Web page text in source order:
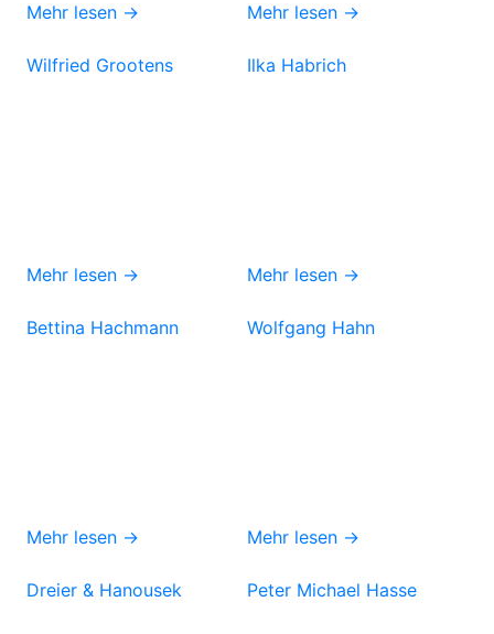
Mehr lesen → Mehr lesen →
Wilfried Grootens
Mehr lesen →
Ilka Habrich
Mehr lesen →
Bettina Hachmann
Mehr lesen →
Wolfgang Hahn
Mehr lesen →
Dreier & Hanousek Peter Michael Hasse